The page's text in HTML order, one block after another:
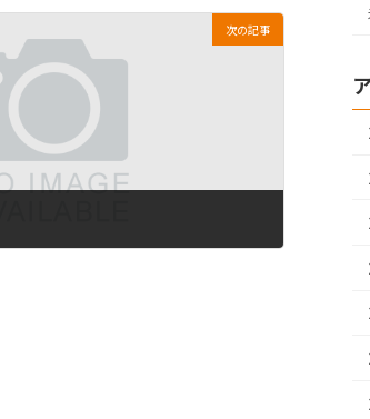
次の記事